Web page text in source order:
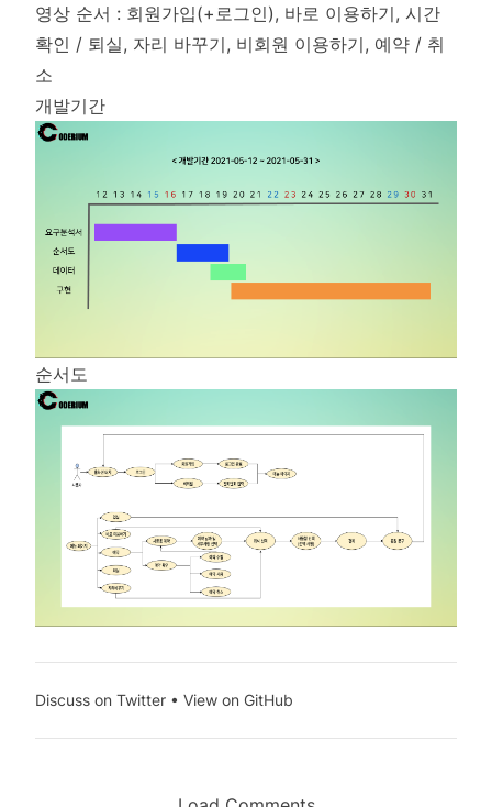
영상 순서 : 회원가입(+로그인), 바로 이용하기, 시간
확인 / 퇴실, 자리 바꾸기, 비회원 이용하기, 예약 / 취
소
개발기간
순서도
Discuss on Twitter • View on GitHub